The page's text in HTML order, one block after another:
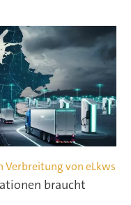
von eLkws
braucht